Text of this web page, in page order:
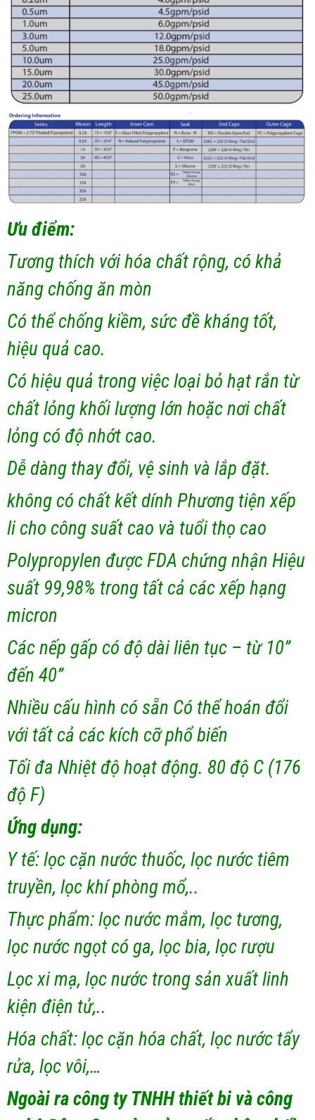
Ưu điểm:
Tương thích với hóa chất rộng, có khả
năng chống ăn mòn
Có thể chống kiềm, sức đề kháng tốt,
hiệu quả cao.
Có hiệu quả trong việc loại bỏ hạt rắn từ
chất lỏng khối lượng lớn hoặc nơi chất
lỏng có độ nhớt cao.
Dễ dàng thay đổi, vệ sinh và lắp đặt.
không có chất kết dính Phương tiện xếp
li cho công suất cao và tuổi thọ cao
Polypropylen được FDA chứng nhận Hiệu
suất 99,98% trong tất cả các xếp hạng
micron
Các nếp gấp có độ dài liên tục – từ 10”
đến 40”
Nhiều cấu hình có sẵn Có thể hoán đổi
với tất cả các kích cỡ phổ biến
Tối đa Nhiệt độ hoạt động. 80 độ C (176
độ F)
Ứng dụng:
Y tế: lọc cặn nước thuốc, lọc nước tiêm
truyền, lọc khí phòng mổ,..
Thực phẩm: lọc nước mắm, lọc tương,
lọc nước ngọt có ga, lọc bia, lọc rượu
Lọc xi mạ, lọc nước trong sản xuất linh
kiện điện tử,..
Hóa chất: lọc cặn hóa chất, lọc nước tẩy
rửa, lọc vôi,…
Ngoài ra công ty TNHH thiết bi và công